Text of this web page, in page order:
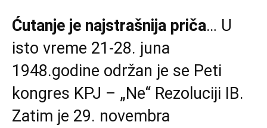
Ćutanje je najstrašnija priča… U
isto vreme 21-28. juna
1948.godine održan je se Peti
kongres KPJ – „Ne“ Rezoluciji IB.
Zatim je 29. novembra